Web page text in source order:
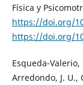
Física y
https://doi.org/
https://doi.org/
Esqueda-
Arredondo, J. U.,